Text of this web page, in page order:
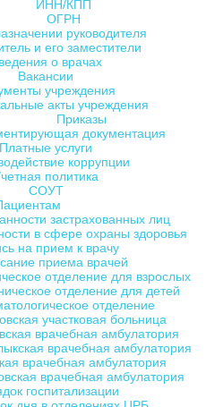
ИНН/КПП
ОГРН
руководителя
и его заместители
о врачах
Вакансии
учреждения
акты учреждения
Приказы
документация
Платные услуги
коррупции
политика
СОУТ
застрахованных лиц
в сфере охраны здоровья
на прием к врачу
приема врачей
отделение для взрослых
отделение для детей
отделение
участковая больница
врачебная амбулатория
врачебная амбулатория
врачебная амбулатория
врачебная амбулатория
госпитализации